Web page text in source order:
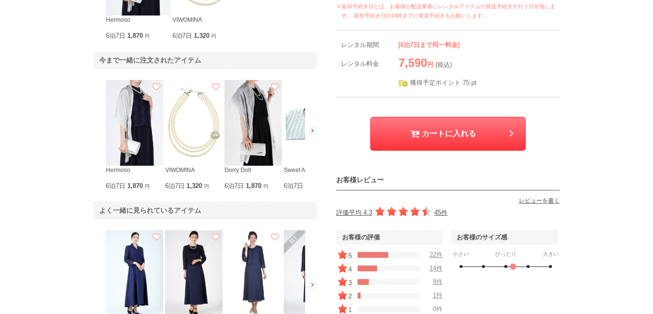
※返却手続き日とは、お客様が配送業者にレンタルアイテムの発送手続きを行う日を指しま
す。 返却手続き日の14時までに発送手続きをお願いします。
レンタル期間 [6泊7日まで同一料金]
レンタル料金 7,590 円 (税込)
獲得予定ポイント 75 pt
カートに入れる
お客様レビュー
レビューを書く
評価平均 4.3 45件
お客様の評価
5
22件
4
14件
3
8件
2
1件
1
0件
お客様のサイズ感
小さい ぴったり 大きい
Hermoso
6泊7日 1,870 円
VIWOMINA
6泊7日 1,320 円
今まで一緒に注文されたアイテム
Hermoso
6泊7日 1,870 円
VIWOMINA
6泊7日1,320 円
Dorry Doll
6泊7日1,870 円
Sweet As
6泊7日
よく一緒に見られているアイテム